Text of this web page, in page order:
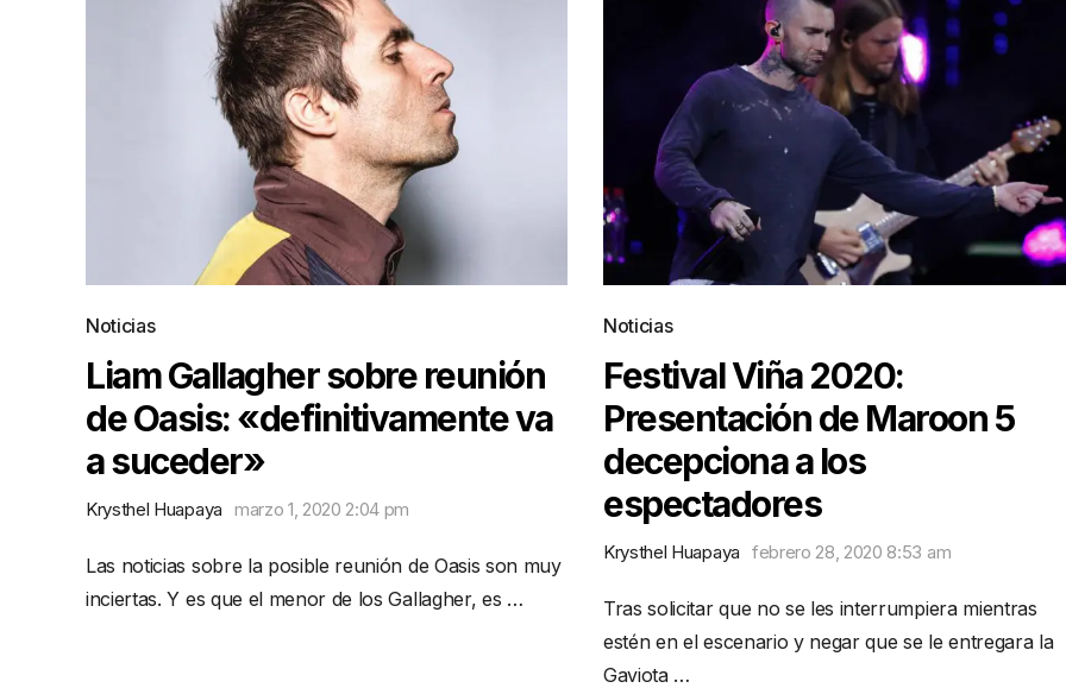
Noticias
Liam Gallagher sobre reunión
de Oasis: «definitivamente va
a suceder»
Krysthel Huapaya marzo 1, 2020 2:04 pm
Las noticias sobre la posible reunión de Oasis son muy
inciertas. Y es que el menor de los Gallagher, es …
Noticias
Festival Viña 2020:
Presentación de Maroon 5
decepciona a los
espectadores
Krysthel Huapaya febrero 28, 2020 8:53 am
Tras solicitar que no se les interrumpiera mientras
estén en el escenario y negar que se le entregara la
Gaviota …